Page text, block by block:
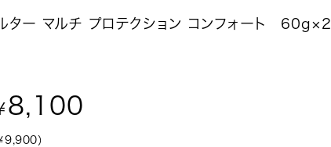
ター マルチ プロテクション コンフォート 60g×2
8,100
9,900）